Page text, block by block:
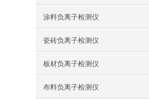
涂料负离子检测仪
瓷砖负离子检测仪
板材负离子检测仪
布料负离子检测仪